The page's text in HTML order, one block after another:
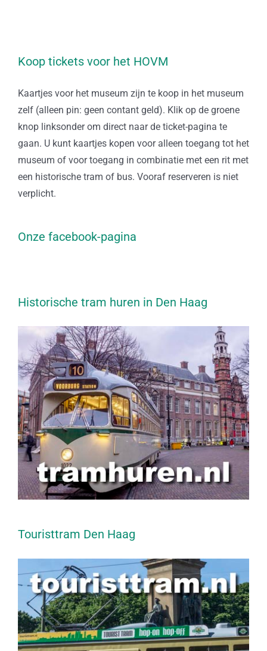
Koop tickets voor het HOVM
Kaartjes voor het museum zijn te koop in het museum
zelf (alleen pin: geen contant geld). Klik op de groene
knop linksonder om direct naar de ticket-pagina te
gaan. U kunt kaartjes kopen voor alleen toegang tot het
museum of voor toegang in combinatie met een rit met
een historische tram of bus. Vooraf reserveren is niet
verplicht.
Onze facebook-pagina
Historische tram huren in Den Haag
Touristtram Den Haag